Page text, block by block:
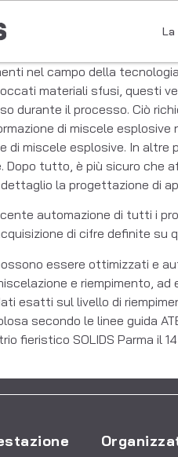
La
nel campo della
materiali sfusi, questi
durante il processo. Ciò
di miscele
di miscele esplosive. In
Dopo tutto, è più sicuro che
la progettazione di
automazione di tutti i
di cifre definite su
essere ottimizzati e
e riempimento,
esatti sul livello di
secondo le linee guida
fieristico SOLIDS Parma il